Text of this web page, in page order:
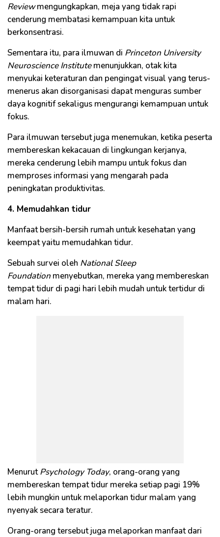
Reviewmengungkapkan, meja yang tidak rapi
cenderung membatasi kemampuan kita untuk
berkonsentrasi.
Sementara itu, para ilmuwan di Princeton University
Neuroscience Institutemenunjukkan, otak kita
menyukai keteraturan dan pengingat visual yang terus-
menerus akan disorganisasi dapat menguras sumber
daya kognitif sekaligus mengurangi kemampuan untuk
fokus.
Para ilmuwan tersebut juga menemukan, ketika peserta
membereskan kekacauan di lingkungan kerjanya,
mereka cenderung lebih mampu untuk fokus dan
memproses informasi yang mengarah pada
peningkatan produktivitas.
4. Memudahkan tidur
Manfaat bersih-bersih rumah untuk kesehatan yang
keempat yaitu memudahkan tidur.
Sebuah survei oleh National Sleep
Foundation menyebutkan, mereka yang membereskan
tempat tidur di pagi hari lebih mudah untuk tertidur di
malam hari.
MenurutPsychology Today, orang-orang yang
membereskan tempat tidur mereka setiap pagi 19%
lebih mungkin untuk melaporkan tidur malam yang
nyenyak secara teratur.
Orang-orang tersebut juga melaporkan manfaat dari